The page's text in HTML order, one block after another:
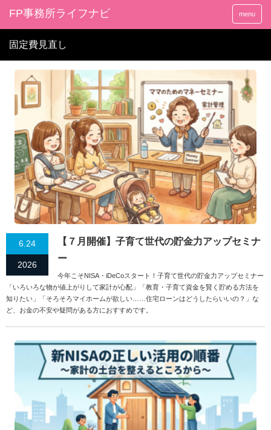
FP事務所ライフナビ menu
固定費見直し
6.24
2026
【７月開催】子育て世代の貯金力アップセミナ
ー
今年こそNISA・iDeCoスタート！子育て世代の貯金力アップセミナー
「いろいろな物が値上がりして家計が心配」「教育・子育て資金を賢く貯める方法を
知りたい」「そろそろマイホームが欲しい……住宅ローンはどうしたらいいの？」な
ど、お金の不安や疑問がある方におすすめです。